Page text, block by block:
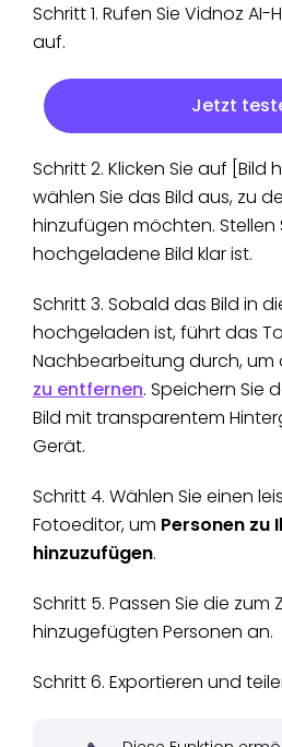
Schritt 1. Rufen Sie Vidnoz
auf.
Jetzt
Schritt 2. Klicken Sie auf
wählen Sie das Bild aus, zu
hinzufügen möchten. Stellen
hochgeladene Bild klar ist.
Schritt 3. Sobald das Bild in
hochgeladen ist, führt das
Nachbearbeitung durch, um
zu entfernen. Speichern Sie
Bild mit transparentem
Gerät.
Schritt 4. Wählen Sie einen
Fotoeditor, um Personen zu
hinzuzufügen.
Schritt 5. Passen Sie die zum
hinzugefügten Personen an.
Schritt 6. Exportieren und